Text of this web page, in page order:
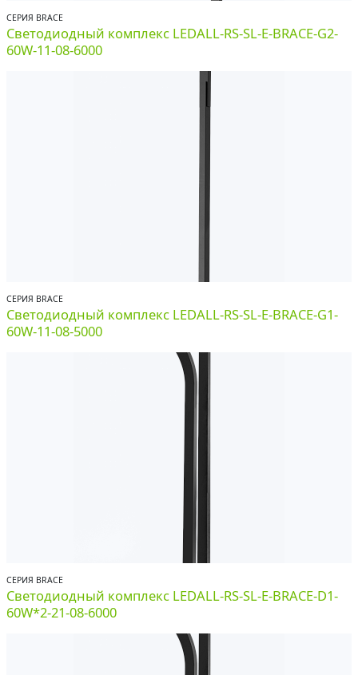
СЕРИЯ BRACE
Светодиодный комплекс LEDALL-RS-SL-E-BRACE-G2-
60W-11-08-6000
СЕРИЯ BRACE
Светодиодный комплекс LEDALL-RS-SL-E-BRACE-G1-
60W-11-08-5000
СЕРИЯ BRACE
Светодиодный комплекс LEDALL-RS-SL-E-BRACE-D1-
60W*2-21-08-6000